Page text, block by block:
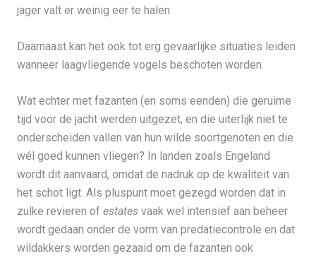
jager valt er weinig eer te halen
Daarnaast kan het ook tot erg gevaarlijke situaties leiden
wanneer laagvliegende vogels beschoten worden.
Wat echter met fazanten (en soms eenden) die geruime
tijd voor de jacht werden uitgezet, en die uiterlijk niet te
onderscheiden vallen van hun wilde soortgenoten en die
wél goed kunnen vliegen? In landen zoals Engeland
wordt dit aanvaard, omdat de nadruk op de kwaliteit van
het schot ligt. Als pluspunt moet gezegd worden dat in
zulke revieren of estatesvaak wel intensief aan beheer
wordt gedaan onder de vorm van predatiecontrole en dat
wildakkers worden gezaaid om de fazanten ook